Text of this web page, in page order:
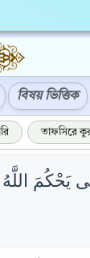
বিষয় ভিত্তিক
তাফসিরে
اللَّهُ